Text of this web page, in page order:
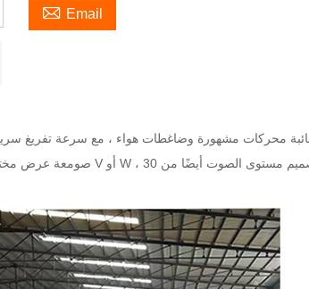
 Email
محركات مشهورة وضاغطات هواء ، مع سرعة تفريغ